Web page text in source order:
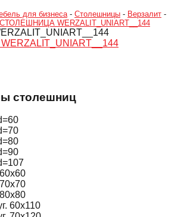
для бизнеса- Столешницы - Верзалит -
СТОЛЕШНИЦА WERZALIT_UNIART__144
столешниц
60x110